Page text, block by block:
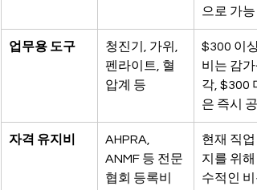
으로 가능
업무용 도구
청진기, 가위,
펜라이트, 혈
압계 등
$300 이상
비는 감가
각, $300
은 즉시 공
자격 유지비
AHPRA,
ANMF 등 전문
협회 등록비
현재 직업
지를 위해
수적인 비